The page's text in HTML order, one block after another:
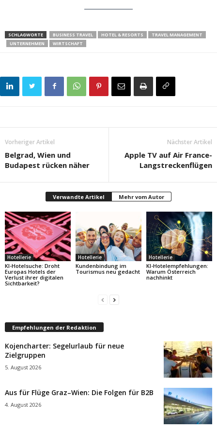
SCHLAGWORTE BUSINESS TRAVEL HOTEL & RESORTS
TRAVEL MANAGEMENT
UNTERNEHMEN
WIRTSCHAFT
Vorheriger Artikel
Belgrad, Wien und
Budapest rücken näher
Nächster Artikel
Apple TV auf Air France-
Langstreckenflügen
Verwandte Artikel Mehr vom Autor
Hotellerie
KI-Hotelsuche: Droht
Europas Hotels der
Verlust ihrer digitalen
Sichtbarkeit?
Hotellerie
Kundenbindung im
Tourismus neu gedacht
Hotellerie
KI-Hotelempfehlungen:
Warum Österreich
nachhinkt
Empfehlungen der Redaktion
Kojencharter: Segelurlaub für neue
Zielgruppen
5. August 2026
Aus für Flüge Graz–Wien: Die Folgen für B2B
4. August 2026